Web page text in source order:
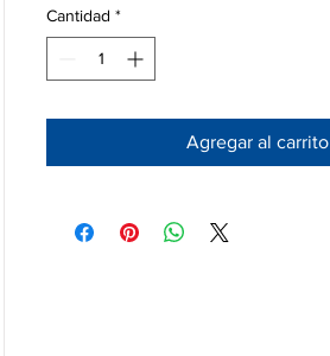
Cantidad *
Agregar al carrito